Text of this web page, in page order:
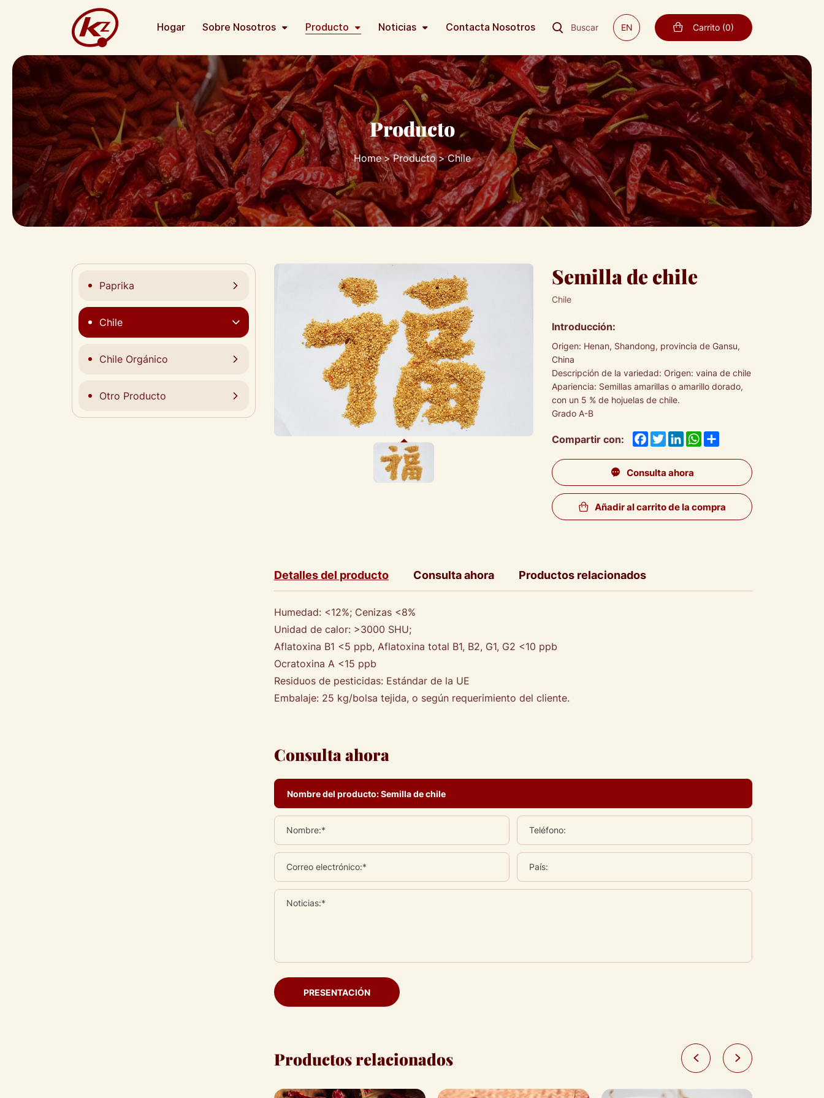
Carrito (0)
EN
Buscar
Hogar Sobre Nosotros Producto Noticias Contacta Nosotros
Producto
Home Producto Chile
Paprika
Chile
Chile Orgánico
Otro Producto
Semilla de chile
Chile
Introducción:
Origen: Henan, Shandong, provincia de Gansu,
China
Descripción de la variedad: Origen: vaina de chile
Apariencia: Semillas amarillas o amarillo dorado,
con un 5 % de hojuelas de chile.
Grado A-B
Compartir con: Facebook
TwitterLinkedInWhatsApp
Consulta ahora
Añadir al carrito de la compra
Detalles del producto Consulta ahora Productos relacionados
Humedad: <12%; Cenizas <8%
Unidad de calor: >3000 SHU;
Aflatoxina B1 <5 ppb, Aflatoxina total B1, B2, G1, G2 <10 ppb
Ocratoxina A <15 ppb
Residuos de pesticidas: Estándar de la UE
Embalaje: 25 kg/bolsa tejida, o según requerimiento del cliente.
Consulta ahora
Nombre:* Teléfono:
Correo electrónico:* País:
Noticias:*
PRESENTACIÓN
Productos relacionados